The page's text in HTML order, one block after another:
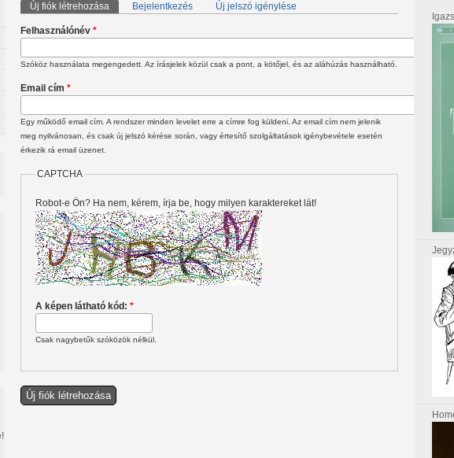
Elsődleges fülek
Új fiók létrehozása (aktív fül)Bejelentkezés Új jelszó igénylése
Felhasználónév *
Szóköz használata megengedett. Az írásjelek közül csak a pont, a kötőjel, és az aláhúzás használható.
Email cím *
Egy működő email cím. A rendszer minden levelet erre a címre fog küldeni. Az email cím nem jelenik
meg nyilvánosan, és csak új jelszó kérése során, vagy értesítő szolgáltatások igénybevétele esetén
érkezik rá email üzenet.
CAPTCHA
Robot-e Ön? Ha nem, kérem, írja be, hogy milyen karaktereket lát!
A képen látható kód:*
Csak nagybetűk szóközök nélkül.